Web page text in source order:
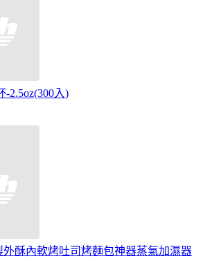
-2.5oz(300入)
酥內軟烤吐司烤麵包神器蒸氣加濕器